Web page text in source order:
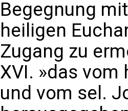
Begegnung
heiligen
Zugang zu
XVI. »das vom
und vom sel.